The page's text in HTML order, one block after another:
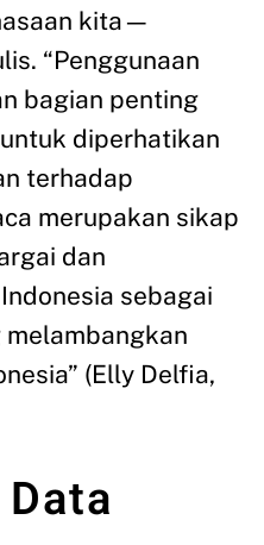
kita—
“Penggunaan
bagian penting
diperhatikan
terhadap
merupakan sikap
dan
sebagai
melambangkan
(Elly Delfia,